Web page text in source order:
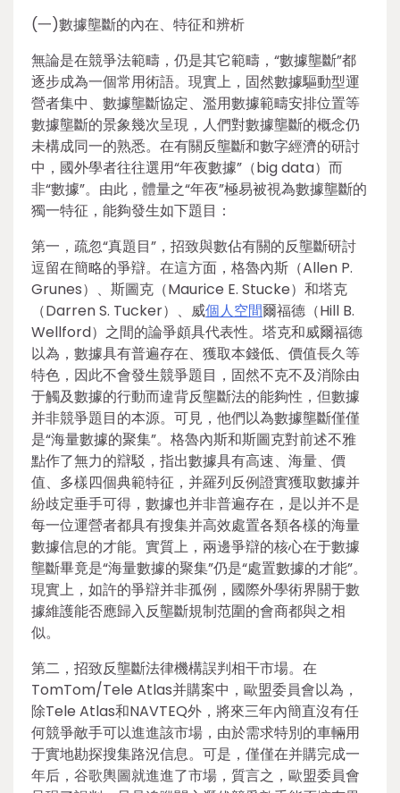
(一)數據壟斷的內在、特征和辨析
無論是在競爭法範疇，仍是其它範疇，“數據壟斷”都
逐步成為一個常用術語。現實上，固然數據驅動型運
營者集中、數據壟斷協定、濫用數據範疇安排位置等
數據壟斷的景象幾次呈現，人們對數據壟斷的概念仍
未構成同一的熟悉。在有關反壟斷和數字經濟的研討
中，國外學者往往選用“年夜數據”（big data）而
非“數據”。由此，體量之“年夜”極易被視為數據壟斷的
獨一特征，能夠發生如下題目：
第一，疏忽“真題目”，招致與數佔有關的反壟斷研討
逗留在簡略的爭辯。在這方面，格魯內斯（Allen P.
Grunes）、斯圖克（Maurice E. Stucke）和塔克
（Darren S. Tucker）、威個人空間爾福德（Hill B.
Wellford）之間的論爭頗具代表性。塔克和威爾福德
以為，數據具有普遍存在、獲取本錢低、價值長久等
特色，因此不會發生競爭題目，固然不克不及消除由
于觸及數據的行動而違背反壟斷法的能夠性，但數據
并非競爭題目的本源。可見，他們以為數據壟斷僅僅
是“海量數據的聚集”。格魯內斯和斯圖克對前述不雅
點作了無力的辯駁，指出數據具有高速、海量、價
值、多樣四個典範特征，并羅列反例證實獲取數據并
紛歧定垂手可得，數據也并非普遍存在，是以并不是
每一位運營者都具有搜集并高效處置各類各樣的海量
數據信息的才能。實質上，兩邊爭辯的核心在于數據
壟斷畢竟是“海量數據的聚集”仍是“處置數據的才能”。
現實上，如許的爭辯并非孤例，國際外學術界關于數
據維護能否應歸入反壟斷規制范圍的會商都與之相
似。
第二，招致反壟斷法律機構誤判相干市場。在
TomTom/Tele Atlas并購案中，歐盟委員會以為，
除Tele Atlas和NAVTEQ外，將來三年內簡直沒有任
何競爭敵手可以進進該市場，由於需求特別的車輛用
于實地勘探搜集路況信息。可是，僅僅在并購完成一
年后，谷歌輿圖就進進了市場，質言之，歐盟委員會